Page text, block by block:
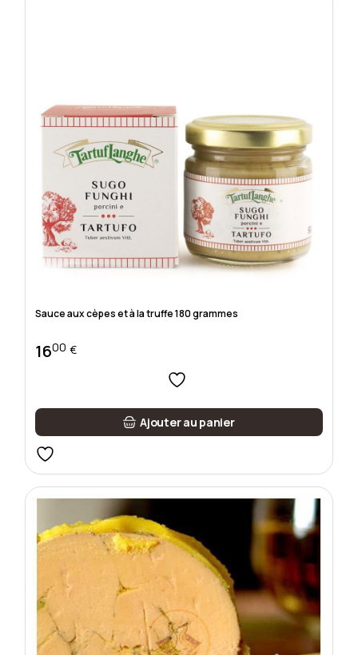
Sauce aux cèpes et à la truffe 180 grammes
1600 €
Ajouter au panier